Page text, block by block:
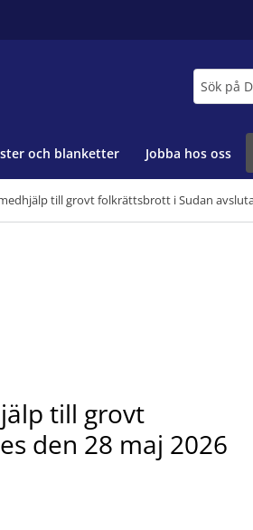
och blanketter Jobba hos oss
till grovt folkrättsbrott i Sudan
till grovt
den 28 maj 2026